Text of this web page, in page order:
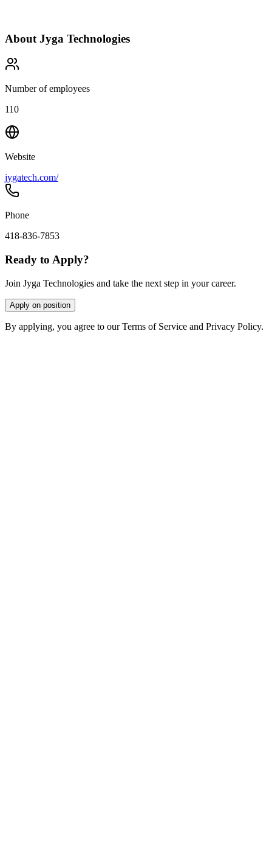
About Jyga Technologies
Number of employees
110
Website
jygatech.com/
Phone
418-836-7853
Ready to Apply?
Join Jyga Technologies and take the next step in your career.
Apply on position
By applying, you agree to our Terms of Service and Privacy Policy.